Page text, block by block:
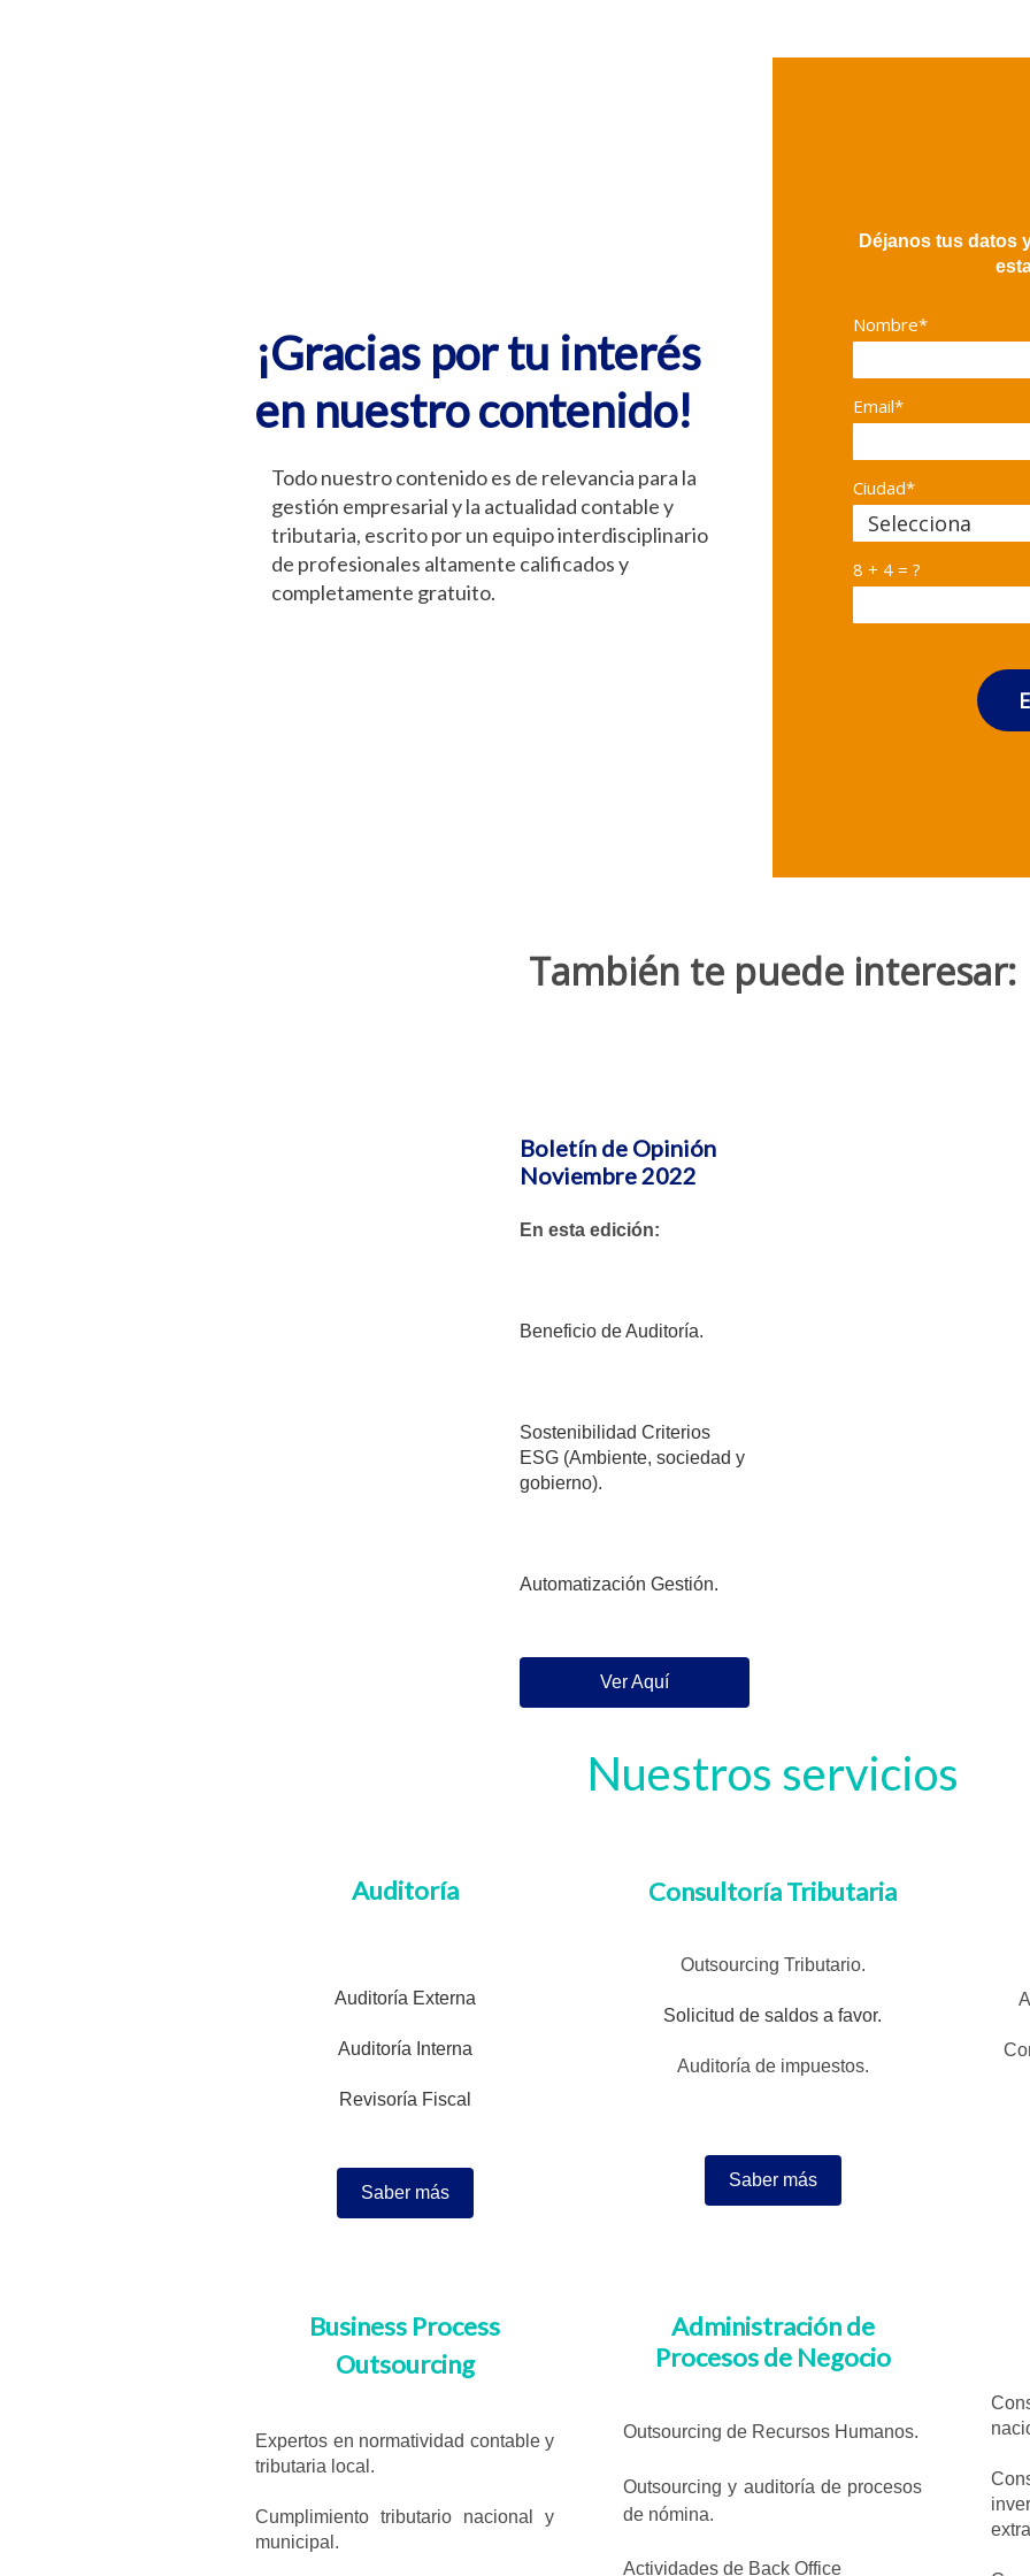
¡Gracias por tu interés
en nuestro contenido!
Todo nuestro contenido es de relevancia para la
gestión empresarial y la actualidad contable y
tributaria, escrito por un equipo interdisciplinario
de profesionales altamente calificados y
completamente gratuito.
Déjanos tus datos
Nombre*
Email*
Ciudad*
8 + 4 = ?
También te puede interesar:
Boletín de Opinión
Noviembre 2022
En esta edición:
Beneficio de Auditoría.
Sostenibilidad Criterios
ESG (Ambiente, sociedad y
gobierno).
Automatización Gestión.
Ver Aquí
Nuestros servicios
Auditoría
Auditoría Externa
Auditoría Interna
Revisoría Fiscal
Saber más
Consultoría Tributaria
Outsourcing Tributario.
Solicitud de saldos a favor.
Auditoría de impuestos.
Saber más
Business Process
Outsourcing
Expertos en normatividad contable y
tributaria local.
Cumplimiento tributario nacional y
municipal.
Administración de
Procesos de Negocio
Outsourcing de Recursos Humanos.
Outsourcing y auditoría de procesos
de nómina.
Actividades de Back Office